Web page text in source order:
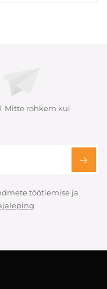
Mitte rohkem kui
töötlemise ja